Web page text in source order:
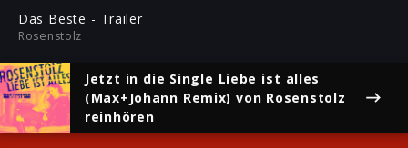
Das Beste - Trailer
Rosenstolz
Jetzt in die Single Liebe ist alles
(Max+Johann Remix) von Rosenstolz
reinhören